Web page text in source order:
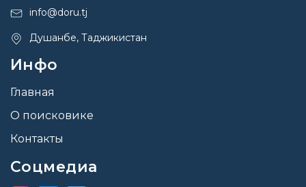
info@doru.tj
Душанбе, Таджикистан
Инфо
Главная
О поисковике
Контакты
Соцмедиа